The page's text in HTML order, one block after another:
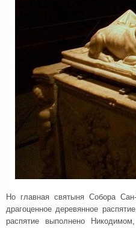
Но главная святыня Собора
драгоценное деревянное
распятие выполнено